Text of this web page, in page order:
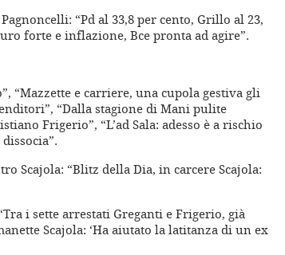
“Pd al 33,8 per cento, Grillo al 23,
forte e inflazione, Bce pronta ad agire”.
“Mazzette e carriere, una cupola gestiva gli
“Dalla stagione di Mani pulite
Frigerio”, “L’ad Sala: adesso è a rischio
Scajola: “Blitz della Dia, in carcere Scajola:
i sette arrestati Greganti e Frigerio, già
Scajola: ‘Ha aiutato la latitanza di un ex